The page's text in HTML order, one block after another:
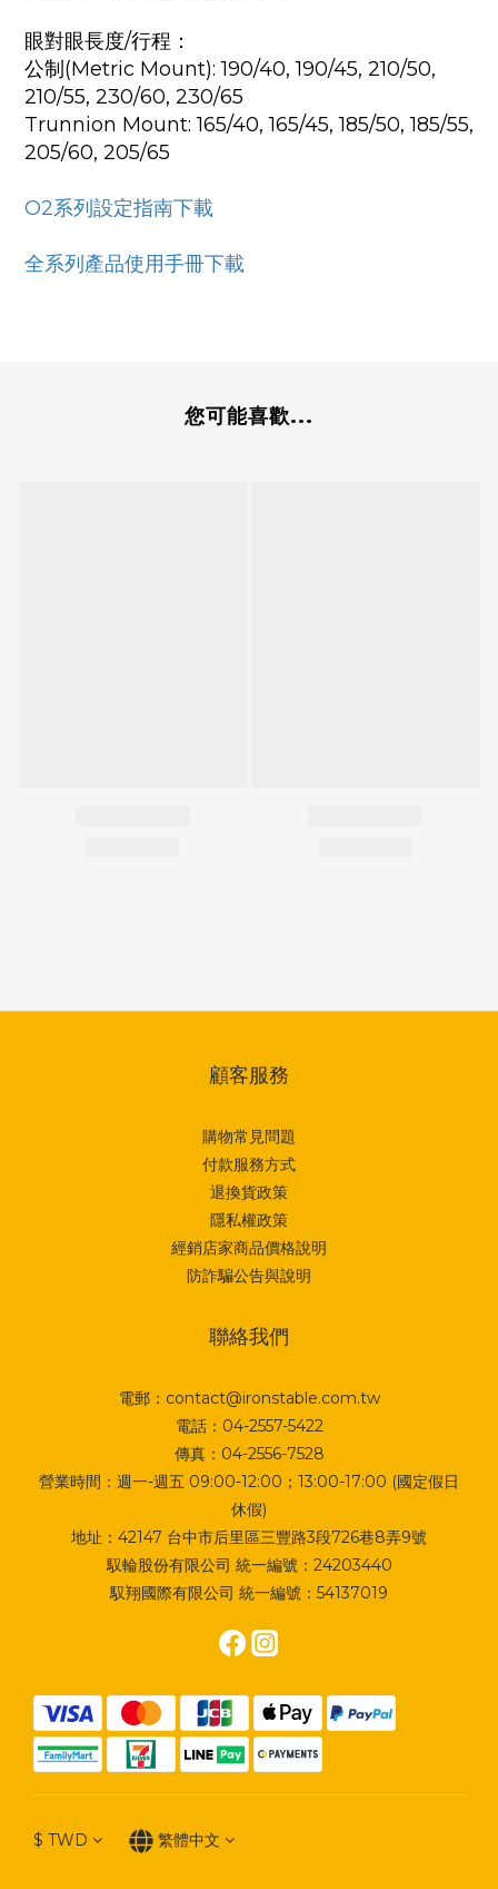
眼對眼長度/行程：
公制(Metric Mount): 190/40, 190/45, 210/50,
210/55, 230/60, 230/65
Trunnion Mount: 165/40, 165/45, 185/50, 185/55,
205/60, 205/65
O2系列設定指南下載
全系列產品使用手冊下載
您可能喜歡...
顧客服務
購物常見問題
付款服務方式
退換貨政策
隱私權政策
經銷店家商品價格說明
防詐騙公告與說明
聯絡我們
電郵：contact@ironstable.com.tw
電話：04-2557-5422
傳真：04-2556-7528
營業時間：週一-週五 09:00-12:00；13:00-17:00 (國定假日
休假)
地址： 42147 台中市后里區三豐路3段726巷8弄9號
馭輪股份有限公司 統一編號：24203440
馭翔國際有限公司 統一編號：54137019
$ TWD 繁體中文